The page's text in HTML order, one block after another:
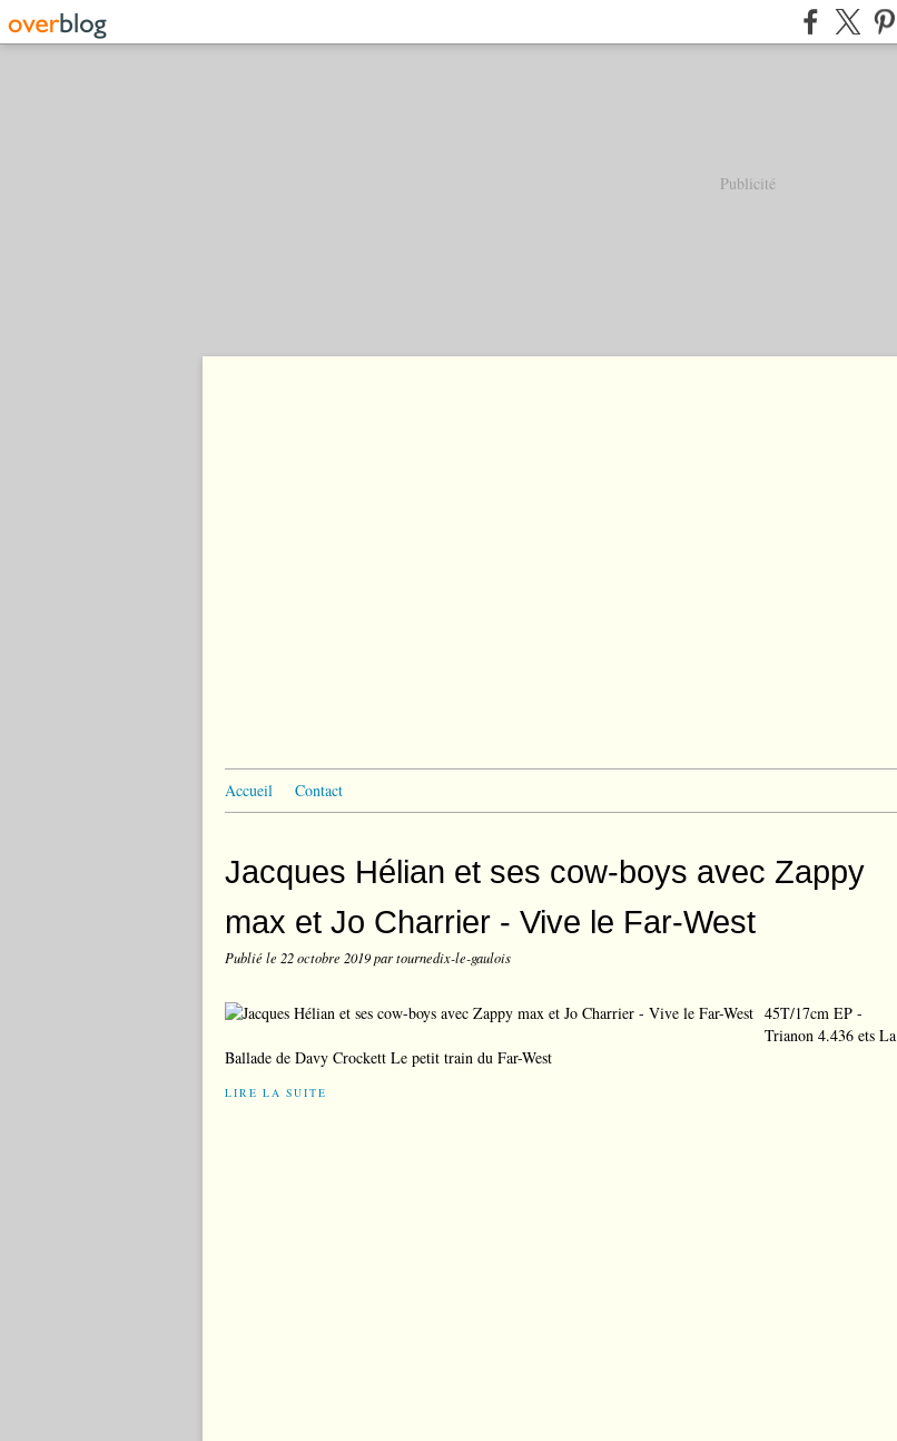
Publicité
Accueil Contact
Jacques Hélian et ses cow-boys avec Zappy
max et Jo Charrier - Vive le Far-West
Publié le 22 octobre 2019par tournedix-le-gaulois
45T/17cm EP -
Trianon 4.436 ets La
Ballade de Davy Crockett Le petit train du Far-West
LIRE LA SUITE